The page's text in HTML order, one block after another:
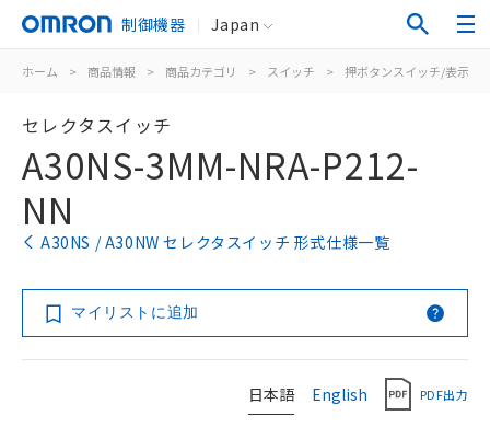
制御機器 Japan
ホーム > 商品情報 > 商品カテゴリ > スイッチ > 押ボタンスイッチ/表示灯
セレクタスイッチ
A30NS-3MM-NRA-P212-
NN
A30NS / A30NW セレクタスイッチ 形式仕様一覧
マイリストに追加
日本語 English PDF出力